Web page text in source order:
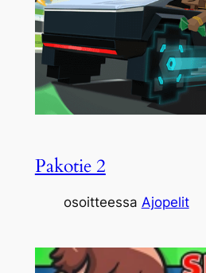
Pakotie 2
osoitteessa Ajopelit